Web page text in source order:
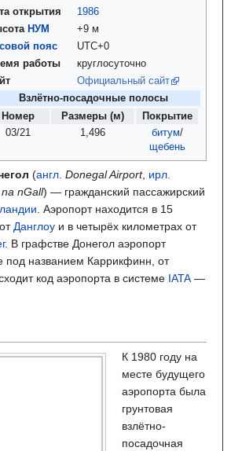
открытия
1986
НУМ
+9 м
пояс
UTC+0
работы
круглосуточно
Официальный сайт
Взлётно-посадочные полосы
Номер
Размеры (м)
Покрытие
03/21
1,496 битум/
щебень
(англ. Donegal Airport, ирл.
nGall) — гражданский пассажирский
. Аэропорт находится в 15
Данглоу и в четырёх километрах от
. В графстве Донегол аэропорт
под названием Каррикфинн, от
код аэропорта в системе IATA—
К 1980 году на
месте будущего
аэропорта была
грунтовая
взлётно-
посадочная